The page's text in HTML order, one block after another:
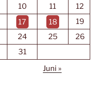
10 11
12
17 18
19
24 25
26
31
Juni »